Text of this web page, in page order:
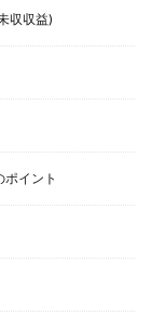
収収益)
イント